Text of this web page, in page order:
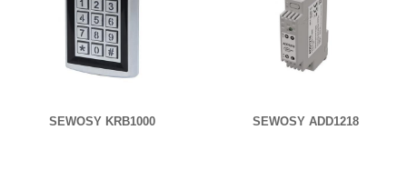
SEWOSY KRB1000 SEWOSY ADD1218